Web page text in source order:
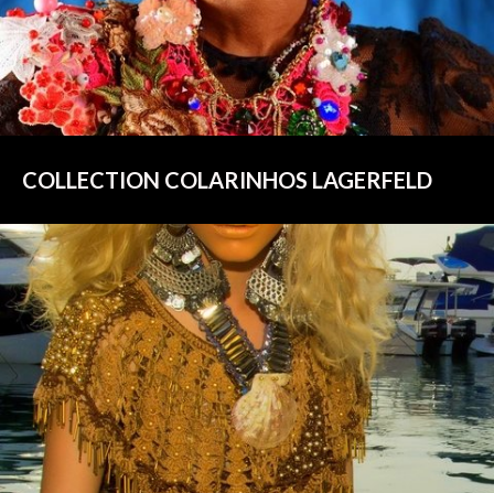
COLLECTION COLARINHOS LAGERFELD